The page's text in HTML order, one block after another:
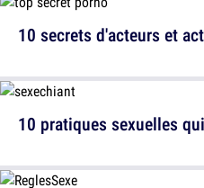
10 pratiques sexuelles
10 secrets d'acteurs et